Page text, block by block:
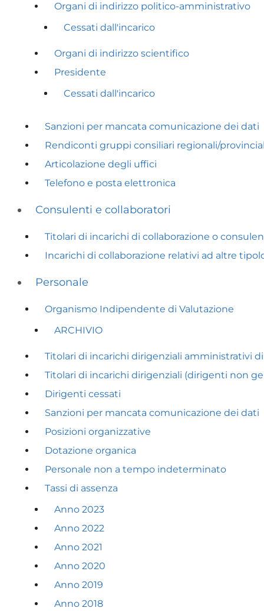
Organi di indirizzo politico-amministrativo
Cessati dall'incarico
Organi di indirizzo scientifico
Presidente
Cessati dall'incarico
Sanzioni per mancata comunicazione dei dati
Rendiconti gruppi consiliari regionali/
Articolazione degli uffici
Telefono e posta elettronica
Consulenti e collaboratori
Titolari di incarichi di collaborazione o
Incarichi di collaborazione relativi ad altre
Personale
Organismo Indipendente di Valutazione
ARCHIVIO
Titolari di incarichi dirigenziali amministrativi
Titolari di incarichi dirigenziali (dirigenti non
Dirigenti cessati
Sanzioni per mancata comunicazione dei dati
Posizioni organizzative
Dotazione organica
Personale non a tempo indeterminato
Tassi di assenza
Anno 2023
Anno 2022
Anno 2021
Anno 2020
Anno 2019
Anno 2018